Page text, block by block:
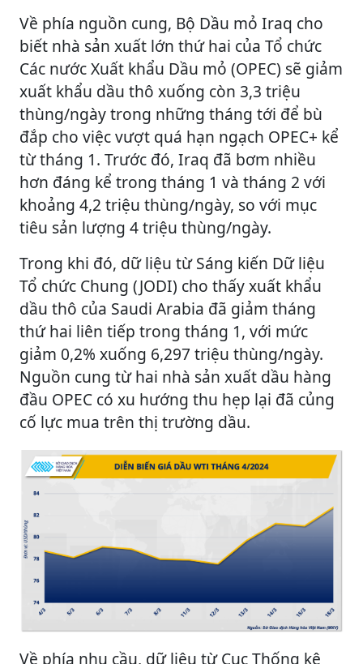
Về phía nguồn cung, Bộ Dầu mỏ Iraq cho
biết nhà sản xuất lớn thứ hai của Tổ chức
Các nước Xuất khẩu Dầu mỏ (OPEC) sẽ giảm
xuất khẩu dầu thô xuống còn 3,3 triệu
thùng/ngày trong những tháng tới để bù
đắp cho việc vượt quá hạn ngạch OPEC+ kể
từ tháng 1. Trước đó, Iraq đã bơm nhiều
hơn đáng kể trong tháng 1 và tháng 2 với
khoảng 4,2 triệu thùng/ngày, so với mục
tiêu sản lượng 4 triệu thùng/ngày.
Trong khi đó, dữ liệu từ Sáng kiến Dữ liệu
Tổ chức Chung (JODI) cho thấy xuất khẩu
dầu thô của Saudi Arabia đã giảm tháng
thứ hai liên tiếp trong tháng 1, với mức
giảm 0,2% xuống 6,297 triệu thùng/ngày.
Nguồn cung từ hai nhà sản xuất dầu hàng
đầu OPEC có xu hướng thu hẹp lại đã củng
cố lực mua trên thị trường dầu.
Về phía nhu cầu, dữ liệu từ Cục Thống kê